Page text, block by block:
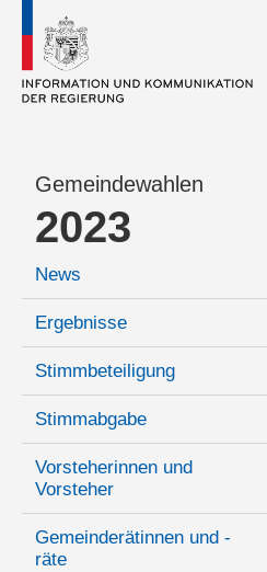
Gemeindewahlen
2023
News
Ergebnisse
Stimmbeteiligung
Stimmabgabe
Vorsteherinnen und
Vorsteher
Gemeinderätinnen und -
räte